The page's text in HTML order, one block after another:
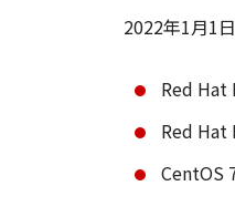
2022年1月1
Red Hat
Red Hat
CentOS